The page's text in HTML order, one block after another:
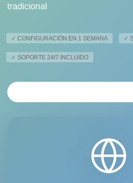
tradicional
✓ CONFIGURACIÓN EN 1 SEMANA ✓
✓ SOPORTE 24/7 INCLUIDO